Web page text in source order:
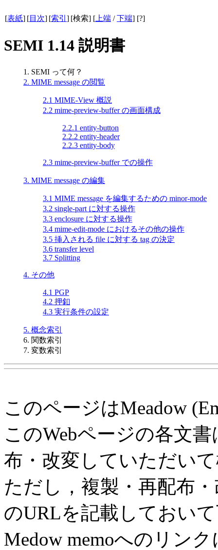
[表紙] [目次] [索引 ] [検索] [ 上端 /下端] [?]
SEMI 1.14 説明書
1. SEMI って何？
2. MIME message の閲覧
2.1 MIME-View 概説
2.2 mime-preview-buffer の画面構成
2.2.1 entity-button
2.2.2 entity-header
2.2.3 entity-body
2.3 mime-preview-buffer での操作
3. MIME message の編集
3.1 MIME message を編集するための minor-mode
3.2 single-part に対する操作
3.3 enclosure に対する操作
3.4 mime-edit-mode におけるその他の操作
3.5 挿入される file に対する tag の決定
3.6 transfer level
3.7 Splitting
4. その他
4.1 PGP
4.2 押釦
4.3 実行条件の設定
5. 概念索引
6. 関数索引
7. 変数索引
このページはMeadow
このWebページの各文
布・改変していただい
ただし，複製・再配布
のURLを記載しておい
Medow memoへのリン